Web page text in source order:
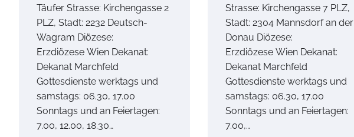
Täufer Strasse: Kirchengasse 2
PLZ, Stadt: 2232 Deutsch-
Wagram Diözese:
Erzdiözese Wien Dekanat:
Dekanat Marchfeld
Gottesdienste werktags und
samstags: 06.30, 17.00
Sonntags und an Feiertagen:
7.00, 12.00, 18.30…
Strasse: Kirchengasse 7 PLZ,
Stadt: 2304 Mannsdorf an der
Donau Diözese:
Erzdiözese Wien Dekanat:
Dekanat Marchfeld
Gottesdienste werktags und
samstags: 06.30, 17.00
Sonntags und an Feiertagen:
7.00,…